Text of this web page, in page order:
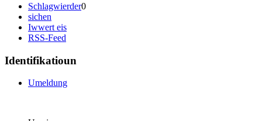
Schlagwierder0
sichen
Iwwert eis
RSS-Feed
Identifikatioun
Umeldung